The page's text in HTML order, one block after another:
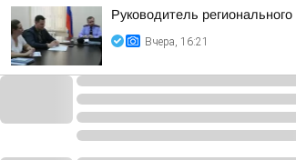
Руководитель
Вчера, 16:21